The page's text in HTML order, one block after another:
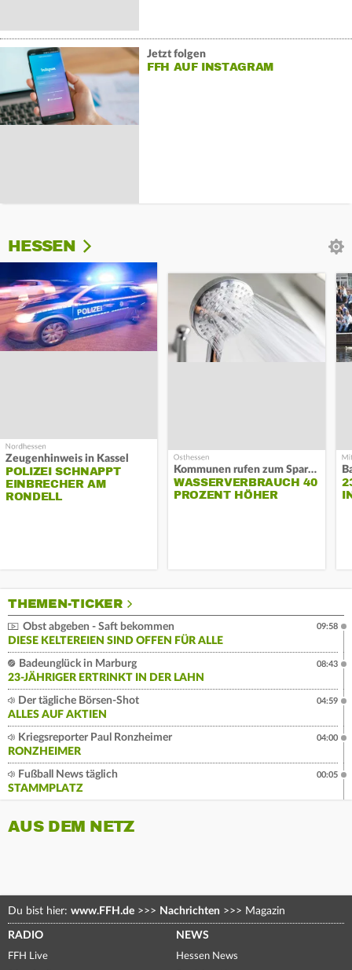
Jetzt folgen
FFH AUF INSTAGRAM
HESSEN
Zeugenhinweis in Kassel
POLIZEI SCHNAPPT
EINBRECHER AM
RONDELL
Kommunen rufen zum Sparen auf
WASSERVERBRAUCH 40
PROZENT HÖHER
THEMEN-TICKER
Obst abgeben - Saft bekommen
DIESE KELTEREIEN SIND OFFEN FÜR ALLE
09:58
Badeunglück in Marburg
23-JÄHRIGER ERTRINKT IN DER LAHN
08:43
Der tägliche Börsen-Shot
ALLES AUF AKTIEN
04:59
Kriegsreporter Paul Ronzheimer
RONZHEIMER
04:00
Fußball News täglich
STAMMPLATZ
00:05
AUS DEM NETZ
Du bist hier: www.FFH.de >>> Nachrichten >>> Magazin
RADIO
FFH Live
NEWS
Hessen News